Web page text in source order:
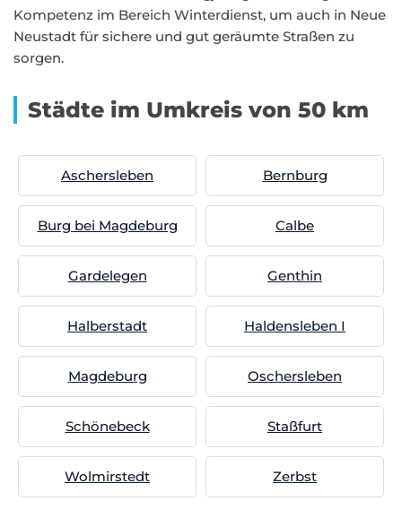
Kompetenz im Bereich Winterdienst, um auch in Neue
Neustadt für sichere und gut geräumte Straßen zu
sorgen.
Städte im Umkreis von 50 km
Aschersleben Bernburg
Burg bei Magdeburg Calbe
Gardelegen Genthin
Halberstadt Haldensleben I
Magdeburg Oschersleben
Schönebeck Staßfurt
Wolmirstedt Zerbst